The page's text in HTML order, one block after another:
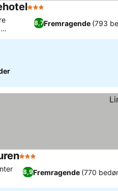
3 Stjerner
8,7Fremragende (793
3 Stjerner
8,9Fremragende (770